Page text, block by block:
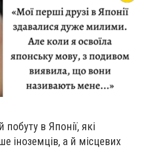
в Японії, які
іноземців, а й місцевих